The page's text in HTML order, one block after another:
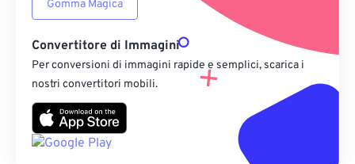
Gomma Magica
Convertitore di Immagini
Per conversioni di immagini rapide e semplici, scarica i
nostri convertitori mobili.